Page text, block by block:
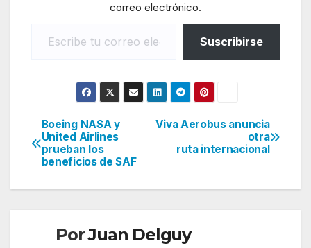
correo electrónico.
Suscribirse
Navegación
de
entradas
Viva Aerobus anuncia
otra
ruta internacional
Boeing NASA y
United Airlines
prueban los
beneficios de SAF
PorJuan Delguy